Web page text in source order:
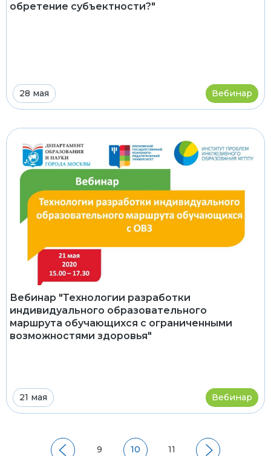
обретение субъектности?"
28 мая Вебинар
Вебинар "Технологии разработки
индивидуального образовательного
маршрута обучающихся с ограниченными
возможностями здоровья"
21 мая Вебинар
9 10 11